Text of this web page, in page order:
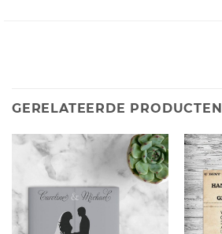
GERELATEERDE PRODUCTEN